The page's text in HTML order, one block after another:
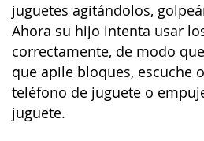
juguetes agitándolos,
Ahora su hijo intenta usar
correctamente, de modo
que apile bloques, escuche
teléfono de juguete o
juguete.